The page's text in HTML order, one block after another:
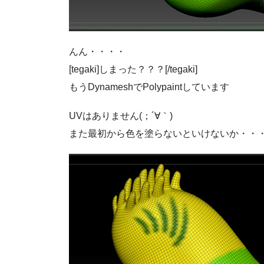
んん・・・・
[tegaki]しまった？？？[/tegaki]
もうDynameshでPolypaintしています
UVはありません(；´∀｀)
また最初から色を塗らないといけないか・・